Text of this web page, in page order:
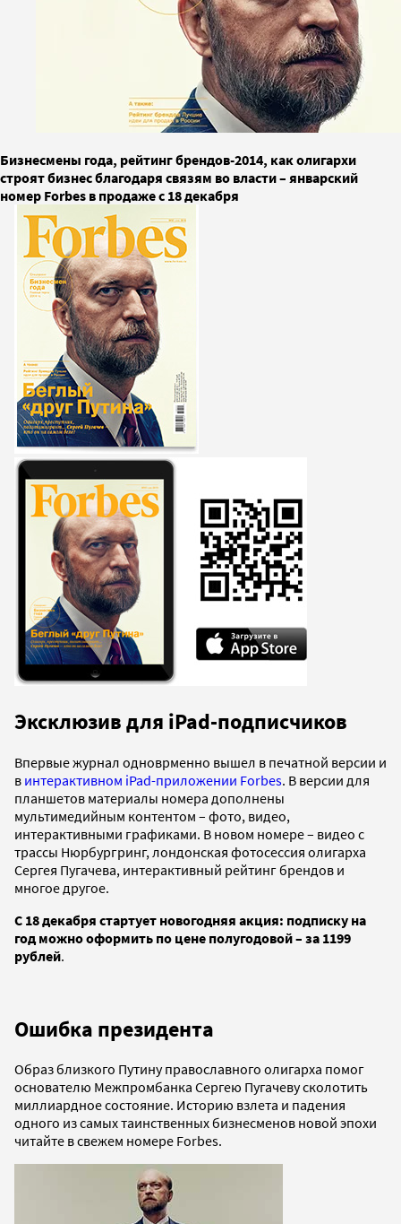
Бизнесмены года, рейтинг брендов-2014, как олигархи
строят бизнес благодаря связям во власти – январский
номер Forbes в продаже с 18 декабря
Эксклюзив для iPad-подписчиков
Впервые журнал одноврменно вышел в печатной версии и
в интерактивном iPad-приложении Forbes. В версии для
планшетов материалы номера дополнены
мультимедийным контентом – фото, видео,
интерактивными графиками. В новом номере – видео с
трассы Нюрбургринг, лондонская фотосессия олигарха
Сергея Пугачева, интерактивный рейтинг брендов и
многое другое.
С 18 декабря стартует новогодняя акция: подписку на
год можно оформить по цене полугодовой – за 1199
рублей.
Ошибка президента
Образ близкого Путину православного олигарха помог
основателю Межпромбанка Сергею Пугачеву сколотить
миллиардное состояние. Историю взлета и падения
одного из самых таинственных бизнесменов новой эпохи
читайте в свежем номере Forbes.